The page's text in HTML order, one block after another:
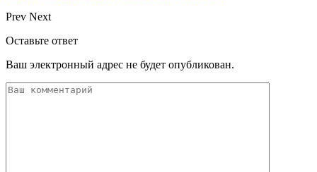
Prev Next
Оставьте ответ
Ваш электронный адрес не будет опубликован.